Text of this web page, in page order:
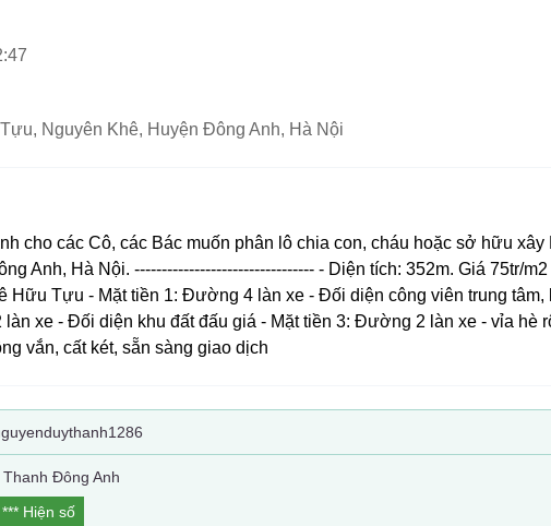
Nguyên Khê, Huyện Đông Anh, Hà Nội
cho các Cô, các Bác muốn phân lô chia con, cháu hoặc sở hữu xây
Anh, Hà Nội. --------------------------------- - Diện tích: 352m. Giá 75tr/
Hữu Tựu - Mặt tiền 1: Đường 4 làn xe - Đối diện công viên trung tâm,
xe - Đối diện khu đất đấu giá - Mặt tiền 3: Đường 2 làn xe - vỉa hè
vắn, cất két, sẵn sàng giao dịch
Đông Anh
Hiện số